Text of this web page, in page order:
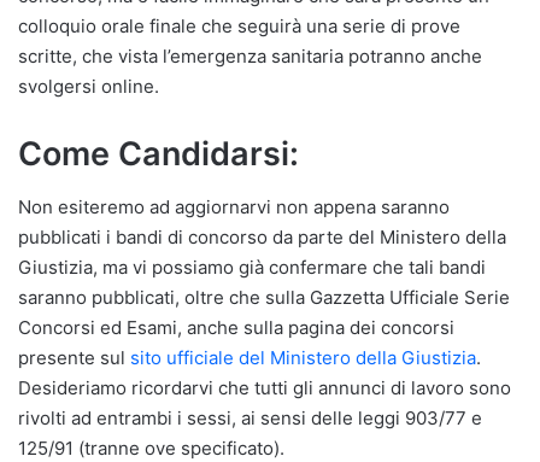
colloquio orale finale che seguirà una serie di prove
scritte, che vista l’emergenza sanitaria potranno anche
svolgersi online.
Come Candidarsi:
Non esiteremo ad aggiornarvi non appena saranno
pubblicati i bandi di concorso da parte del Ministero della
Giustizia, ma vi possiamo già confermare che tali bandi
saranno pubblicati, oltre che sulla Gazzetta Ufficiale Serie
Concorsi ed Esami, anche sulla pagina dei concorsi
presente sul sito ufficiale del Ministero della Giustizia.
Desideriamo ricordarvi che tutti gli annunci di lavoro sono
rivolti ad entrambi i sessi, ai sensi delle leggi 903/77 e
125/91 (tranne ove specificato).